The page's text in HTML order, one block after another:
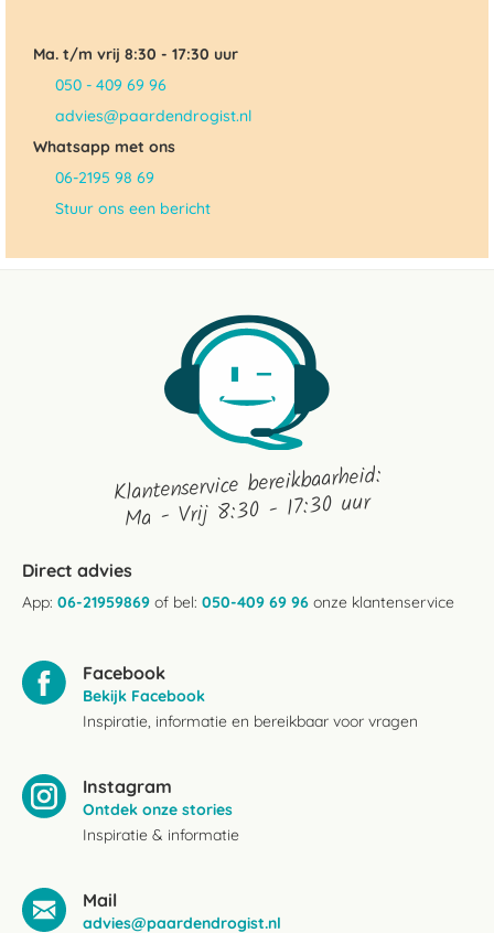
Ma. t/m vrij 8:30 - 17:30 uur
050 - 409 69 96
advies@paardendrogist.nl
Whatsapp met ons
06-2195 98 69
Stuur ons een bericht
Klantenservice bereikbaarheid:
Ma - Vrij 8:30 - 17:30 uur
Direct advies
App: 06-21959869 of bel: 050-409 69 96 onze klantenservice
Facebook
Bekijk Facebook
Inspiratie, informatie en bereikbaar voor vragen
Instagram
Ontdek onze stories
Inspiratie & informatie
Mail
advies@paardendrogist.nl